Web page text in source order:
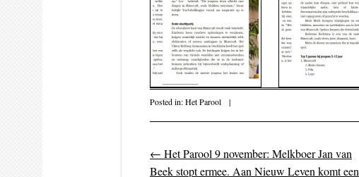
Posted in:Het Parool |
Post navigation
← Het Parool 9 november: Melkboer Jan van
Beek stopt ermee. Aan Nieuw Leven komt een